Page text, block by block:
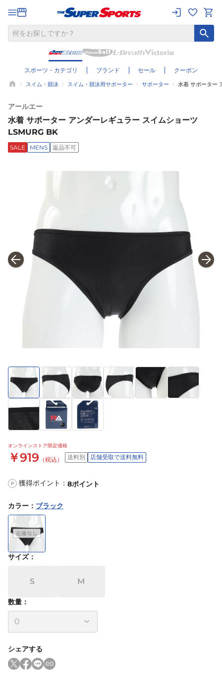
スポーツ・カテゴリ ブランド セール クーポン
スイム・競泳 スイム・競泳用サポーター サポーター 水着 サポーター
アールエー
水着 サポーター アンダーレギュラー スイムショーツ
LSMURG BK
SALE MENS 返品不可
オンラインストア限定価格
￥919 （税込） 送料別 店舗受取で送料無料
P 獲得ポイント： 8ポイント
カラー ： ブラック
サイズ：
S M
数量：
シェアする